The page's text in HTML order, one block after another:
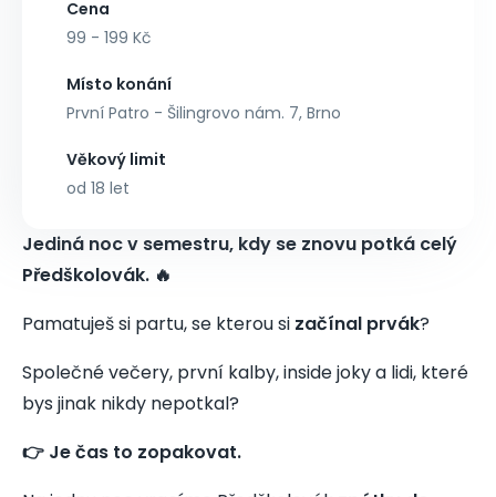
Cena
99 - 199 Kč
Místo konání
První Patro - Šilingrovo nám. 7, Brno
Věkový limit
od 18 let
Jediná noc v semestru, kdy se znovu potká celý
Předškolovák. 🔥
Pamatuješ si partu, se kterou si začínal prvák?
Společné večery, první kalby, inside joky a lidi, které
bys jinak nikdy nepotkal?
👉 Je čas to zopakovat.